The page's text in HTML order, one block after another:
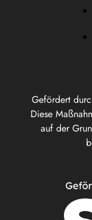
Gefördert
Diese
auf der